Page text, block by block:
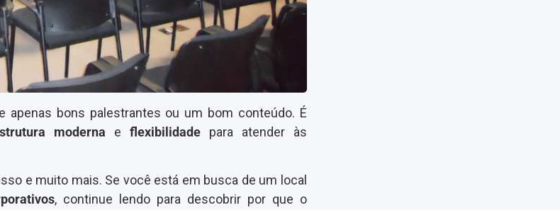
apenas bons palestrantes ou um bom conteúdo. É
moderna e flexibilidade para atender às
e muito mais. Se você está em busca de um local
, continue lendo para descobrir por que o